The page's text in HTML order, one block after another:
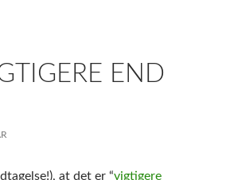
END
at det er “vigtigere